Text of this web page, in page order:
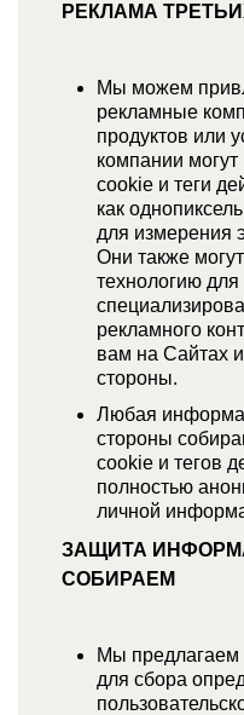
РЕКЛАМА
Мы можем
рекламные
продуктов или
компании
cookie и теги
как
для измерения
Они также
технологию
рекламного
вам на Сайтах
стороны.
Любая
стороны
cookie и тегов
полностью
личной
ЗАЩИТА
СОБИРАЕМ
Мы предлагаем
для сбора